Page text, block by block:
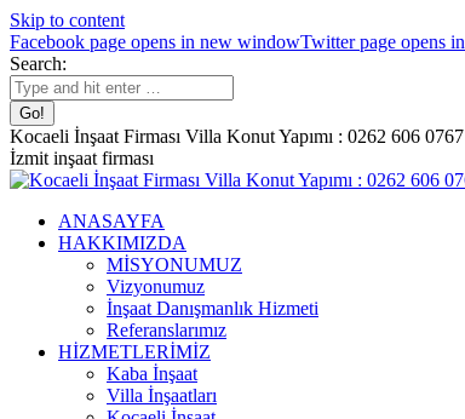
Skip to content
Facebook page opens in new windowTwitter page opens
Search:
Kocaeli İnşaat Firması Villa Konut Yapımı : 0262 606 0767
İzmit inşaat firması
ANASAYFA
HAKKIMIZDA
MİSYONUMUZ
Vizyonumuz
İnşaat Danışmanlık Hizmeti
Referanslarımız
HİZMETLERİMİZ
Kaba İnşaat
Villa İnşaatları